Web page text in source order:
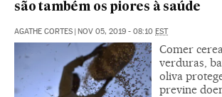
são também os piores à saúde
AGATHE CORTES | NOV 05, 2019 - 08:10 EST
Comer
verduras,
oliva
previne